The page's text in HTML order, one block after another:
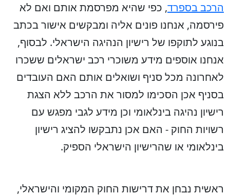
הרכב בספרד, כפי שהיא מפרסמת אותם ואם לא
פירסמה, אנחנו פונים אליה ומבקשים אישור בכתב
בנוגע לתוקפו של רישיון הנהיגה הישראלי. לבסוף,
אנחנו אוספים מידע משוכרי רכב ישראלים ששכרו
לאחרונה מכל סניף ושואלים אותם האם העובדים
בסניף אכן הסכימו למסור את הרכב ללא הצגת
רישיון נהיגה בינלאומי וכן מידע לגבי מפגש עם
רשויות החוק - האם אכן נתבקשו להציג רישיון
בינלאומי או שהרישיון הישראלי הספיק.
ראשית נבחן את דרישות החוק המקומי והישראלי,